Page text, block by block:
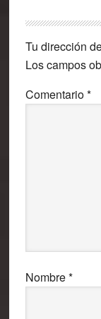
con
los
lectores
Tu dirección
Los campos
Comentario*
Nombre*